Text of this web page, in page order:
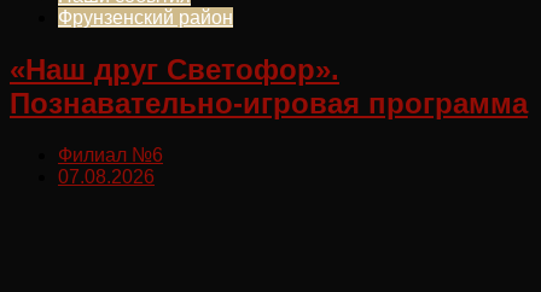
Фрунзенский район
«Наш друг Светофор».
Познавательно-игровая программа
Филиал №6
07.08.2026